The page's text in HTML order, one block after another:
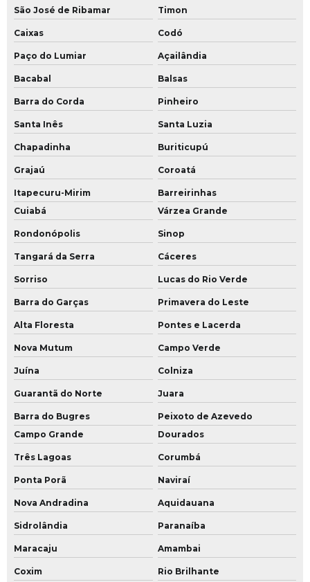
São José de Ribamar Timon
Caixas Codó
Paço do Lumiar Açailândia
Bacabal Balsas
Barra do Corda Pinheiro
Santa Inês Santa Luzia
Chapadinha Buriticupú
Grajaú Coroatá
Itapecuru-Mirim
Barreirinhas
Cuiabá
Várzea Grande
Rondonópolis Sinop
Tangará da Serra Cáceres
Sorriso Lucas do Rio Verde
Barra do Garças Primavera do Leste
Alta Floresta Pontes e Lacerda
Nova Mutum Campo Verde
Juína Colniza
Guarantã do Norte Juara
Barra do Bugres
Peixoto de Azevedo
Campo Grande
Dourados
Três Lagoas Corumbá
Ponta Porã Naviraí
Nova Andradina Aquidauana
Sidrolândia Paranaíba
Maracaju Amambai
Coxim Rio Brilhante